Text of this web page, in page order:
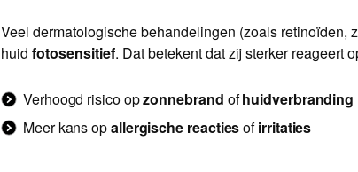
Veel dermatologische behandelingen (zoals retinoïden,
huid fotosensitief. Dat betekent dat zij sterker reageert
Verhoogd risico opzonnebrand ofhuidverbranding
Meer kans opallergische reactiesofirritaties